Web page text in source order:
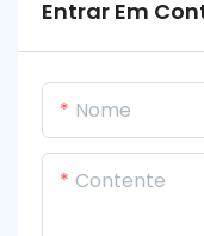
Entrar Em
Nome
Contente